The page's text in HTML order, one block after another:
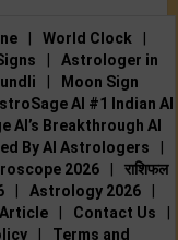
| World Clock
|
|
Astrologer in
|
Moon Sign
AI #1 Indian AI
AI’s Breakthrough AI
By AI Astrologers
|
2026 |
राशिफल
| Astrology 2026
|
| Contact Us
|
| Terms and